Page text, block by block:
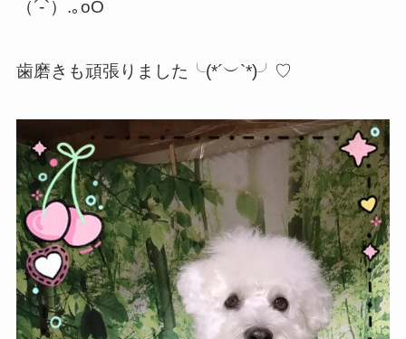
（´-`）.｡oO
歯磨きも頑張りました╰(*´︶`*)╯♡